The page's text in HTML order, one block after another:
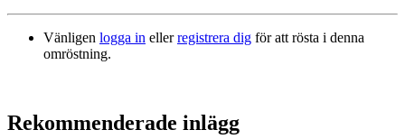
Vänligen logga in ellerregistrera dig för att rösta i denna
omröstning.
Rekommenderade inlägg